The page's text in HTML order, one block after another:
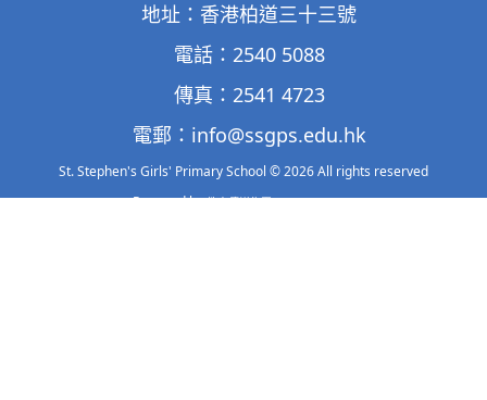
地址：香港柏道三十三號
電話：2540 5088
傳真：2541 4723
電郵： info@ssgps.edu.hk
St. Stephen's Girls' Primary School © 2026 All rights reserved
Powered by教育傳媒集團‧GoodSchool.hk.